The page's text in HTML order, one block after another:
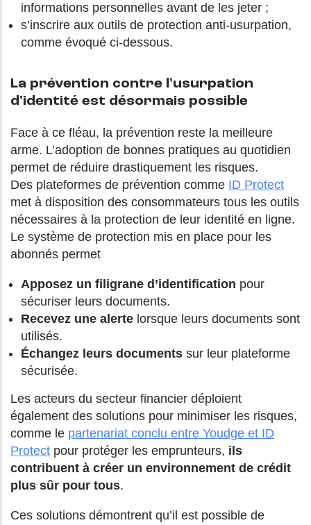
informations personnelles avant de les jeter ;
s’inscrire aux outils de protection anti-usurpation,
comme évoqué ci-dessous.
La prévention contre l'usurpation
d'identité est désormais possible
Face à ce fléau, la prévention reste la meilleure
arme. L’adoption de bonnes pratiques au quotidien
permet de réduire drastiquement les risques.
Des plateformes de prévention comme ID Protect
met à disposition des consommateurs tous les outils
nécessaires à la protection de leur identité en ligne.
Le système de protection mis en place pour les
abonnés permet
Apposez un filigrane d’identification pour
sécuriser leurs documents.
Recevez une alerte lorsque leurs documents sont
utilisés.
Échangez leurs documents sur leur plateforme
sécurisée.
Les acteurs du secteur financier déploient
également des solutions pour minimiser les risques,
comme le partenariat conclu entre Youdge et ID
Protect pour protéger les emprunteurs, ils
contribuent à créer un environnement de crédit
plus sûr pour tous.
Ces solutions démontrent qu’il est possible de